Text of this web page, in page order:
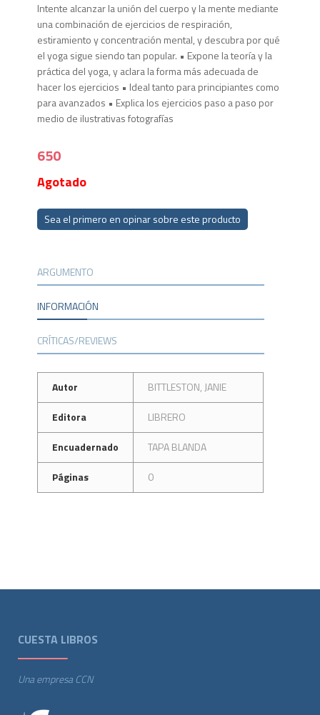
Intente alcanzar la unión del cuerpo y la mente mediante
una combinación de ejercicios de respiración,
estiramiento y concentración mental, y descubra por qué
el yoga sigue siendo tan popular. • Expone la teoría y la
práctica del yoga, y aclara la forma más adecuada de
hacer los ejercicios • Ideal tanto para principiantes como
para avanzados • Explica los ejercicios paso a paso por
medio de ilustrativas fotografías
650
Agotado
Sea el primero en opinar sobre este producto
ARGUMENTO
INFORMACIÓN
CRÍTICAS/REVIEWS
Autor
BITTLESTON, JANIE
Editora
LIBRERO
Encuadernado
TAPA BLANDA
Páginas
0
CUESTA LIBROS
Una empresa CCN